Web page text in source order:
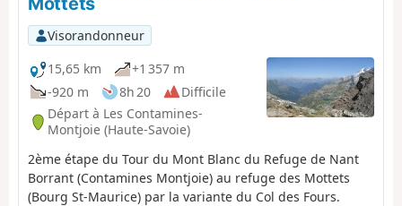
Visorandonneur
15,65 km
+1 357 m
-920 m
8h 20
Difficile
Départ à Les Contamines-
Montjoie (Haute-Savoie)
2ème étape du Tour du Mont Blanc du Refuge de Nant
Borrant (Contamines Montjoie) au refuge des Mottets
(Bourg St-Maurice) par la variante du Col des Fours.